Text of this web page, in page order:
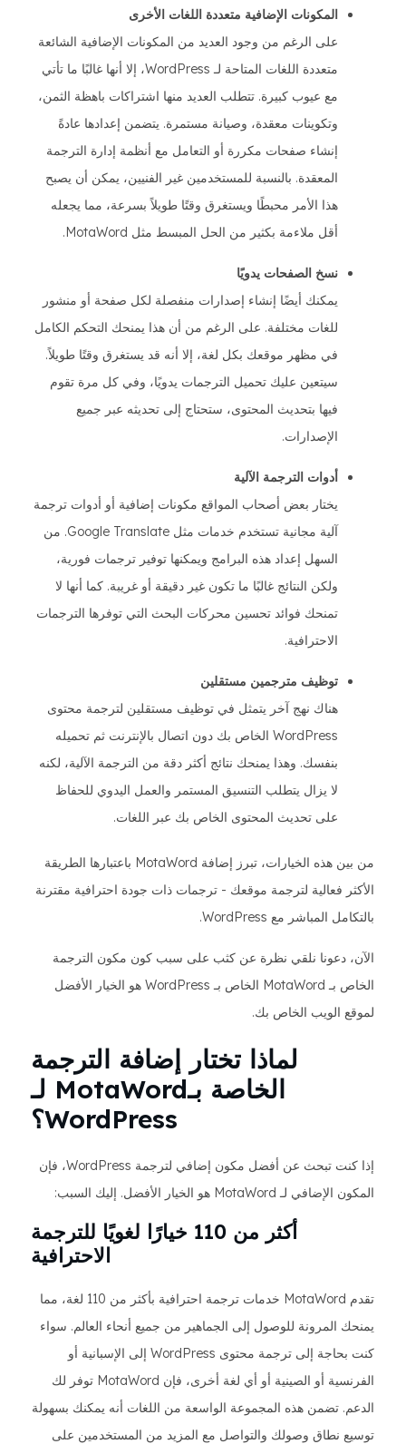
المكونات الإضافية متعددة اللغات الأخرى
على الرغم من وجود العديد من المكونات الإضافية الشائعة
متعددة اللغات المتاحة لـ WordPress، إلا أنها غالبًا ما تأتي
مع عيوب كبيرة. تتطلب العديد منها اشتراكات باهظة الثمن،
وتكوينات معقدة، وصيانة مستمرة. يتضمن إعدادها عادةً
إنشاء صفحات مكررة أو التعامل مع أنظمة إدارة الترجمة
المعقدة. بالنسبة للمستخدمين غير الفنيين، يمكن أن يصبح
هذا الأمر محبطًا ويستغرق وقتًا طويلاً بسرعة، مما يجعله
أقل ملاءمة بكثير من الحل المبسط مثل MotaWord.
نسخ الصفحات يدويًا
يمكنك أيضًا إنشاء إصدارات منفصلة لكل صفحة أو منشور
للغات مختلفة. على الرغم من أن هذا يمنحك التحكم الكامل
في مظهر موقعك بكل لغة، إلا أنه قد يستغرق وقتًا طويلاً.
سيتعين عليك تحميل الترجمات يدويًا، وفي كل مرة تقوم
فيها بتحديث المحتوى، ستحتاج إلى تحديثه عبر جميع
الإصدارات.
أدوات الترجمة الآلية
يختار بعض أصحاب المواقع مكونات إضافية أو أدوات ترجمة
آلية مجانية تستخدم خدمات مثل Google Translate. من
السهل إعداد هذه البرامج ويمكنها توفير ترجمات فورية،
ولكن النتائج غالبًا ما تكون غير دقيقة أو غريبة. كما أنها لا
تمنحك فوائد تحسين محركات البحث التي توفرها الترجمات
الاحترافية.
توظيف مترجمين مستقلين
هناك نهج آخر يتمثل في توظيف مستقلين لترجمة محتوى
WordPress الخاص بك دون اتصال بالإنترنت ثم تحميله
بنفسك. وهذا يمنحك نتائج أكثر دقة من الترجمة الآلية، لكنه
لا يزال يتطلب التنسيق المستمر والعمل اليدوي للحفاظ
على تحديث المحتوى الخاص بك عبر اللغات.
من بين هذه الخيارات، تبرز إضافة MotaWord باعتبارها الطريقة
الأكثر فعالية لترجمة موقعك - ترجمات ذات جودة احترافية مقترنة
بالتكامل المباشر مع WordPress.
الآن، دعونا نلقي نظرة عن كثب على سبب كون مكون الترجمة
الخاص بـ MotaWord الخاص بـ WordPress هو الخيار الأفضل
لموقع الويب الخاص بك.
لماذا تختار إضافة الترجمة
الخاصة بـMotaWord لـ
WordPress؟
إذا كنت تبحث عن أفضل مكون إضافي لترجمة WordPress، فإن
المكون الإضافي لـ MotaWord هو الخيار الأفضل. إليك السبب:
أكثر من 110 خيارًا لغويًا للترجمة
الاحترافية
تقدم MotaWord خدمات ترجمة احترافية بأكثر من 110 لغة، مما
يمنحك المرونة للوصول إلى الجماهير من جميع أنحاء العالم. سواء
كنت بحاجة إلى ترجمة محتوى WordPress إلى الإسبانية أو
الفرنسية أو الصينية أو أي لغة أخرى، فإن MotaWord توفر لك
الدعم. تضمن هذه المجموعة الواسعة من اللغات أنه يمكنك بسهولة
توسيع نطاق وصولك والتواصل مع المزيد من المستخدمين على